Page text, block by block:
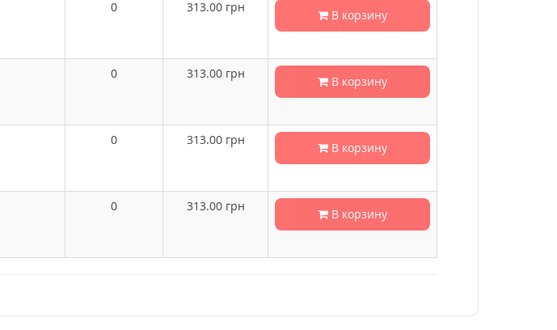
0 313.00грн
В корзину
0 313.00грн
В корзину
0 313.00грн
В корзину
0 313.00грн
В корзину